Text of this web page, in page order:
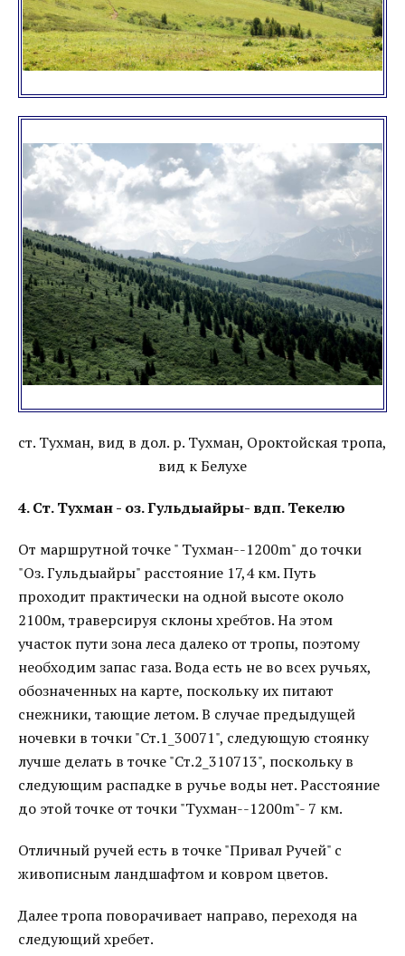
ст. Тухман, вид в дол. р. Тухман, Ороктойская тропа,
вид к Белухе
4. Ст. Тухман - оз. Гульдыайры- вдп. Текелю
От маршрутной точке " Тухман--1200m" до точки
"Оз. Гульдыайры" расстояние 17,4 км. Путь
проходит практически на одной высоте около
2100м, траверсируя склоны хребтов. На этом
участок пути зона леса далеко от тропы, поэтому
необходим запас газа. Вода есть не во всех ручьях,
обозначенных на карте, поскольку их питают
снежники, тающие летом. В случае предыдущей
ночевки в точки "Ст.1_30071", следующую стоянку
лучше делать в точке "Ст.2_310713", поскольку в
следующим распадке в ручье воды нет. Расстояние
до этой точке от точки "Тухман--1200m"- 7 км.
Отличный ручей есть в точке "Привал Ручей" с
живописным ландшафтом и ковром цветов.
Далее тропа поворачивает направо, переходя на
следующий хребет.